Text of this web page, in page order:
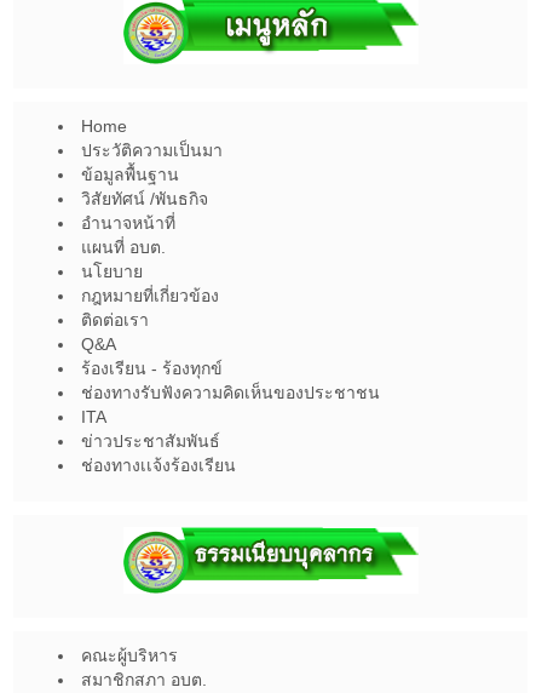
Home
ประวัติความเป็นมา
ข้อมูลพื้นฐาน
วิสัยทัศน์ /พันธกิจ
อำนาจหน้าที่
แผนที่ อบต.
นโยบาย
กฎหมายที่เกี่ยวข้อง
ติดต่อเรา
Q&A
ร้องเรียน - ร้องทุกข์
ช่องทางรับฟังความคิดเห็นของประชาชน
ITA
ข่าวประชาสัมพันธ์
ช่องทางเเจ้งร้องเรียน
คณะผู้บริหาร
สมาชิกสภา อบต.